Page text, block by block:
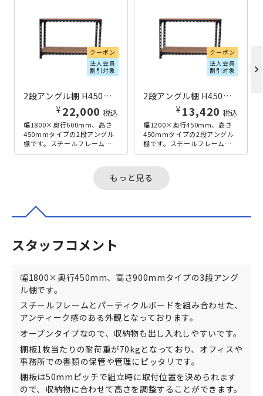
クーポン
法人会員
割引対象
2段アングル棚 H450×W1800×D600 ブラック
¥ 22,000 税込
幅1800×奥行600mm、高さ
450mmタイプの2段アングル
棚です。スチールフレームと
パーティクルボードを組み合
クーポン
法人会員
割引対象
2段アングル棚 H450×W1200×D450 ブラック
¥ 13,420 税込
幅1200×奥行450mm、高さ
450mmタイプの2段アングル
棚です。スチールフレームと
パーティクルボードを組み合
chevron_right
もっと見る
スタッフコメント
幅1800×奥行450mm、高さ900mmタイプの3段アング
ル棚です。
スチールフレームとパーティクルボードを組み合わせた、
アンティーク感のある外観となっております。
オープンタイプなので、収納物も出し入れしやすいです。
棚板1枚当たりの耐荷重が70kgとなっており、オフィスや
事務所での書類の保管や管理にピッタリです。
棚板は50mmピッチで組立時に取付位置を決められます
ので、収納物に合わせて高さを調整することができます。